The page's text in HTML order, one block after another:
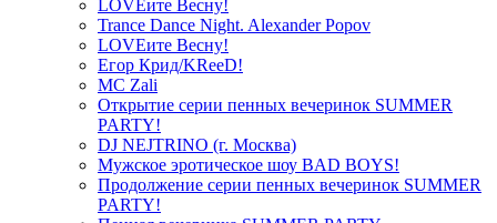
LOVEите Весну!
Trance Dance Night. Alexander Popov
LOVEите Весну!
Егор Крид/KReeD!
MC Zali
Открытие серии пенных вечеринок SUMMER
PARTY!
DJ NEJTRINO (г. Москва)
Мужское эротическое шоу BAD BOYS!
Продолжение серии пенных вечеринок SUMMER
PARTY!